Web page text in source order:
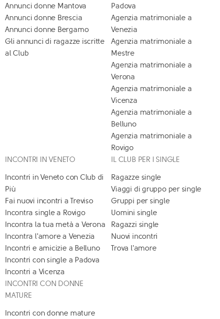
Annunci donne Mantova
Annunci donne Brescia
Annunci donne Bergamo
Gli annunci di ragazze iscritte
al Club
Padova
Agenzia matrimoniale a
Venezia
Agenzia matrimoniale a
Mestre
Agenzia matrimoniale a
Verona
Agenzia matrimoniale a
Vicenza
Agenzia matrimoniale a
Belluno
Agenzia matrimoniale a
Rovigo
INCONTRI IN VENETO
Incontri in Veneto con Club di
Più
Fai nuovi incontri a Treviso
Incontra single a Rovigo
Incontra la tua metà a Verona
Incontra l'amore a Venezia
Incontri e amicizie a Belluno
Incontri con single a Padova
Incontri a Vicenza
IL CLUB PER I SINGLE
Ragazze single
Viaggi di gruppo per single
Gruppi per single
Uomini single
Ragazzi single
Nuovi incontri
Trova l'amore
INCONTRI CON DONNE
MATURE
Incontri con donne mature